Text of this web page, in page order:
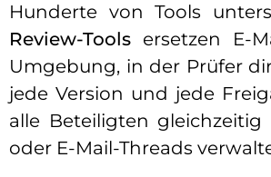
Hunderte von Tools
Review-Tools ersetzen E-
Umgebung, in der Prüfer
jede Version und jede
alle Beteiligten
oder E-Mail-Threads